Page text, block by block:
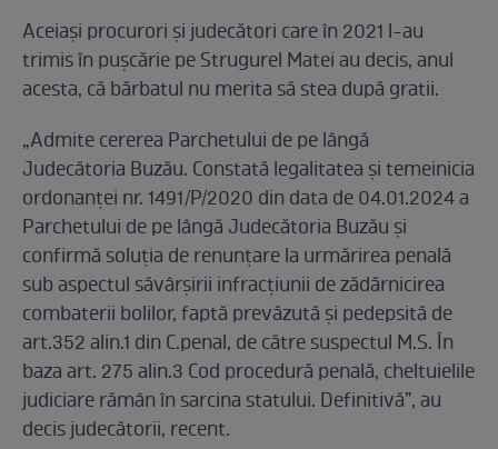
Aceiași procurori și judecători care în 2021 l-au
trimis în pușcărie pe Strugurel Matei au decis, anul
acesta, că bărbatul nu merita să stea după gratii.
„Admite cererea Parchetului de pe lângă
Judecătoria Buzău. Constată legalitatea și temeinicia
ordonanței nr. 1491/P/2020 din data de 04.01.2024 a
Parchetului de pe lângă Judecătoria Buzău și
confirmă soluția de renunțare la urmărirea penală
sub aspectul săvârșirii infracțiunii de zădărnicirea
combaterii bolilor, faptă prevăzută și pedepsită de
art.352 alin.1 din C.penal, de către suspectul M.S. În
baza art. 275 alin.3 Cod procedură penală, cheltuielile
judiciare rămân în sarcina statului. Definitivă”, au
decis judecătorii, recent.